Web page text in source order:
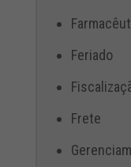
Feriado
Frete